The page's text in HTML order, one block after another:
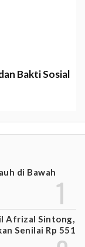
Bakti Sosial
di Bawah
Afrizal Sintong,
Senilai Rp 551